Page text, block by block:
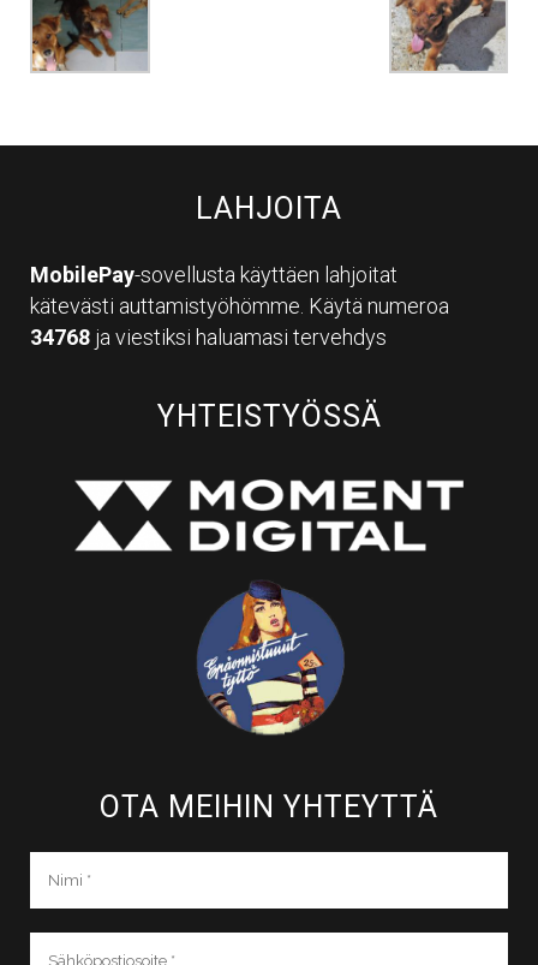
LAHJOITA
MobilePay-sovellusta käyttäen lahjoitat
kätevästi auttamistyöhömme. Käytä numeroa
34768 ja viestiksi haluamasi tervehdys
YHTEISTYÖSSÄ
OTA MEIHIN YHTEYTTÄ​